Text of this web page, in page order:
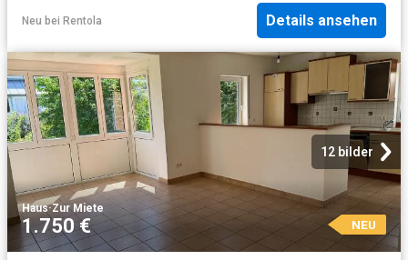
Neu bei Rentola Details ansehen
12 bilder
Haus·Zur Miete
1.750 € NEU